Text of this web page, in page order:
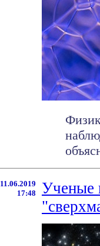
11.06.2019
17:48
Ученые